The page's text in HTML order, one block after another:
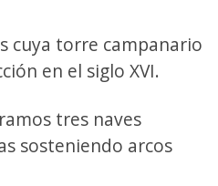
cuya torre campanario
en el siglo XVI.
tres naves
sosteniendo arcos